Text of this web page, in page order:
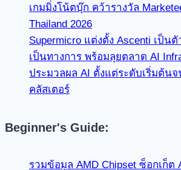
เกมมิ่งโน้ตบุ๊ก คว้ารางวัล
Thailand 2026
Supermicro แต่งตั้ง Ascenti เป็น
เป็นทางการ พร้อมลุยตลาด AI
ประมวลผล AI ตั้งแต่ระดับเริ่มต้น
คลัสเตอร์
Beginner's Guide:
รวมข้อมูล AMD Chipset ซ็อกเก็ต